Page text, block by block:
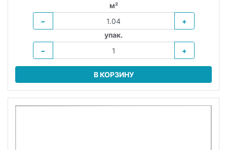
м²
−
+
упак.
−
+
В КОРЗИНУ